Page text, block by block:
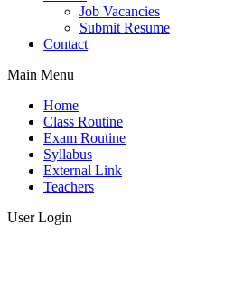
Job Vacancies
Submit Resume
Contact
Main Menu
Home
Class Routine
Exam Routine
Syllabus
External Link
Teachers
User Login